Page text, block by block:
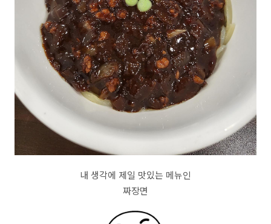
내 생각에 제일 맛있는 메뉴인
짜장면